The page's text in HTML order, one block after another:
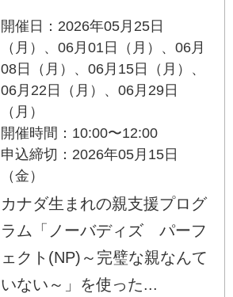
開催日：2026年05月25日
（月）、06月01日（月）、06月
08日（月）、06月15日（月）、
06月22日（月）、06月29日
（月）
開催時間：10:00〜12:00
申込締切：2026年05月15日
（金）
カナダ生まれの親支援プログ
ラム「ノーバディズ パーフ
ェクト(NP)～完璧な親なんて
いない～」を使った...